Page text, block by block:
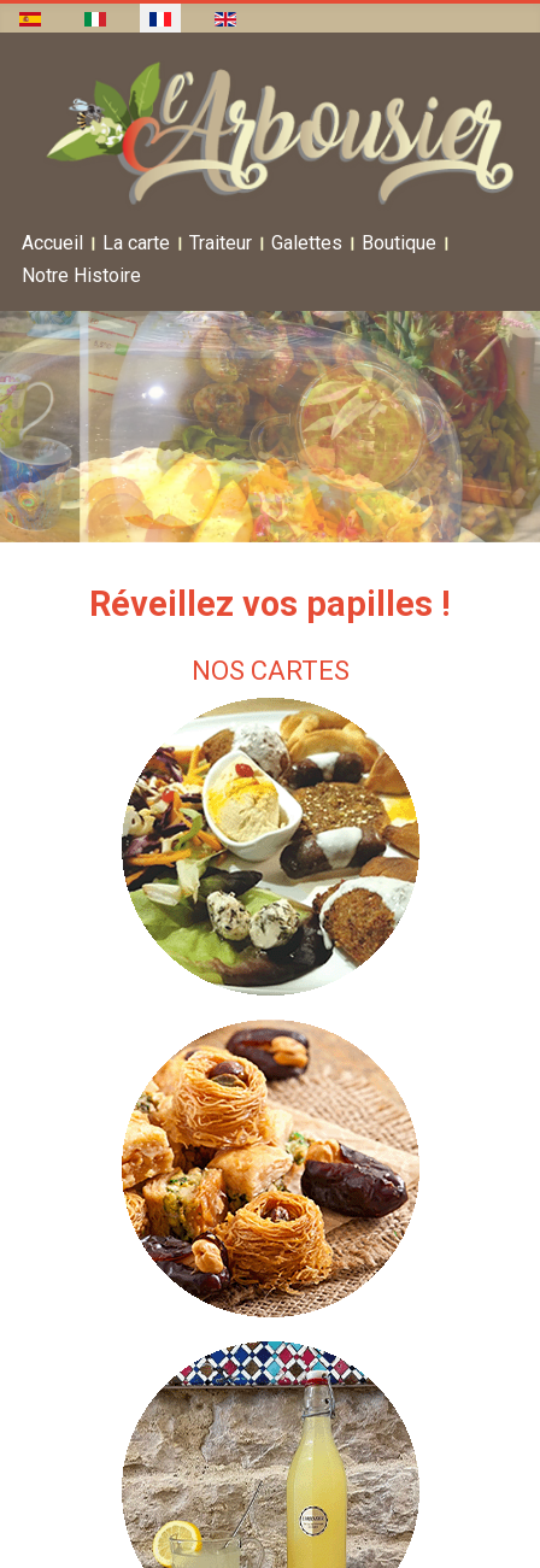
Accueil La carte Traiteur Galettes
Boutique
Notre Histoire
Réveillez vos papilles !
NOS CARTES